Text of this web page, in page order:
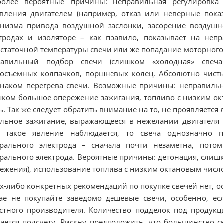
двигателем (например, отказ или неверные
привода воздушной заслонки, засорение
и изоляторе – как правило, показывает на
температуры свечи или же попадание
подбор свечи (слишком «холодная»
колпачков, поршневых колец. Абсолютно
перегрева свечи. Возможные причины:
большое опережение зажигания, топливо с низким
Так же следует обратить внимание на то, не
зажигание, выражающееся в нежелании
такое явление наблюдается, то свеча однозначно
электрода – сначала почти незаметна,
электрода. Вероятные причины: детонация,
использование топлива с низким октановым
либо конкретных рекомендаций по покупке свечей нет,
не покупайте заведомо дешевые свечи, особенно,
производителя. Количество подделок под